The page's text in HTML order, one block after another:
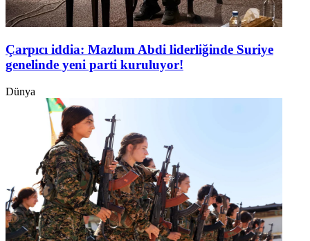
Çarpıcı iddia: Mazlum Abdi liderliğinde Suriye
genelinde yeni parti kuruluyor!
Dünya